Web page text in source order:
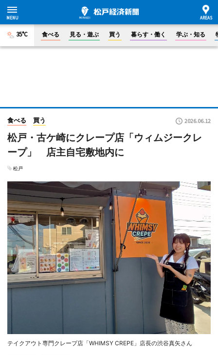
35°C 食べる 見る・遊ぶ 買う 暮らす・働く 学ぶ・知る
食べる 買う 2026.06.12
松戸・古ケ崎にクレープ店「ウィムジークレ
ープ」 店主自宅敷地内に
松戸
テイクアウト専門クレープ店「WHIMSY CREPE」店長の渋谷真矢さん